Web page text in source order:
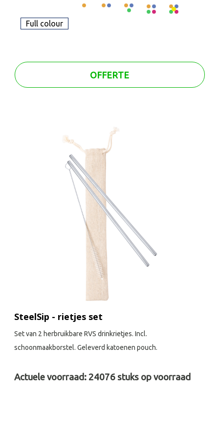
Full colour
OFFERTE
SteelSip - rietjes set
Set van 2 herbruikbare RVS drinkrietjes. Incl.
schoonmaakborstel. Geleverd katoenen pouch.
Actuele voorraad:24076 stuks op voorraad